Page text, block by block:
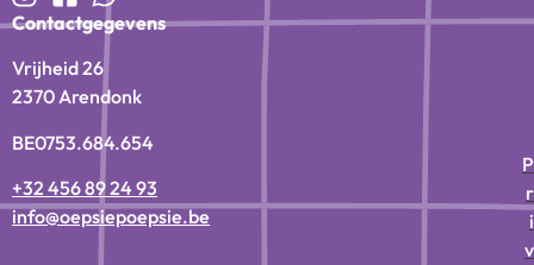
Contactgegevens
Vrijheid 26
2370 Arendonk
BE0753.684.654
+32 456 89 24 93
info@oepsiepoepsie.be
P
r
i
v